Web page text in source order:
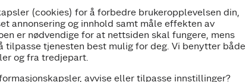
- 23:00
(cookies) for å forbedre brukeropplevelsen din,
annonsering og innhold samt måle effekten av
er nødvendige for at nettsiden skal fungere, mens
tilpasse tjenesten best mulig for deg. Vi benytter både
og fra tredjepart.
avvise eller tilpasse innstillinger?